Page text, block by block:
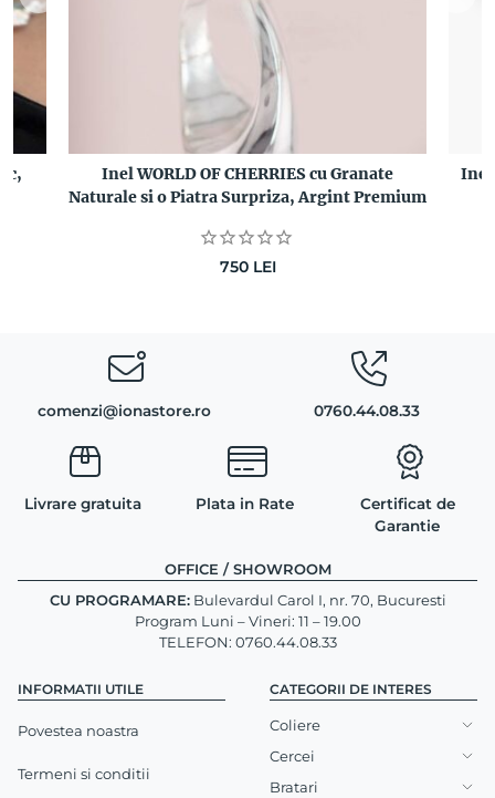
Inel WORLD OF CHERRIES cu Granate
Naturale si o Piatra Surpriza, Argint Premium
750 LEI
Inel
comenzi@ionastore.ro 0760.44.08.33
Livrare gratuita Plata in Rate
Certificat de
Garantie
INFORMATII UTILE
Povestea noastra
Termeni si conditii
OFFICE / SHOWROOM
CU PROGRAMARE:Bulevardul Carol I, nr. 70, Bucuresti
Program Luni – Vineri: 11 – 19.00
TELEFON: 0760.44.08.33
CATEGORII DE INTERES
Coliere
Cercei
Bratari